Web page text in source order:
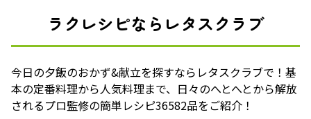
ラクレシピならレタスクラブ
今日の夕飯のおかず&献立を探すならレタスクラブで！基
本の定番料理から人気料理まで、日々のへとへとから解放
されるプロ監修の簡単レシピ36582品をご紹介！